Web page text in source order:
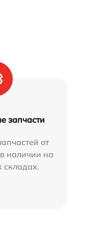
запчасти
от
наличии на
складах.